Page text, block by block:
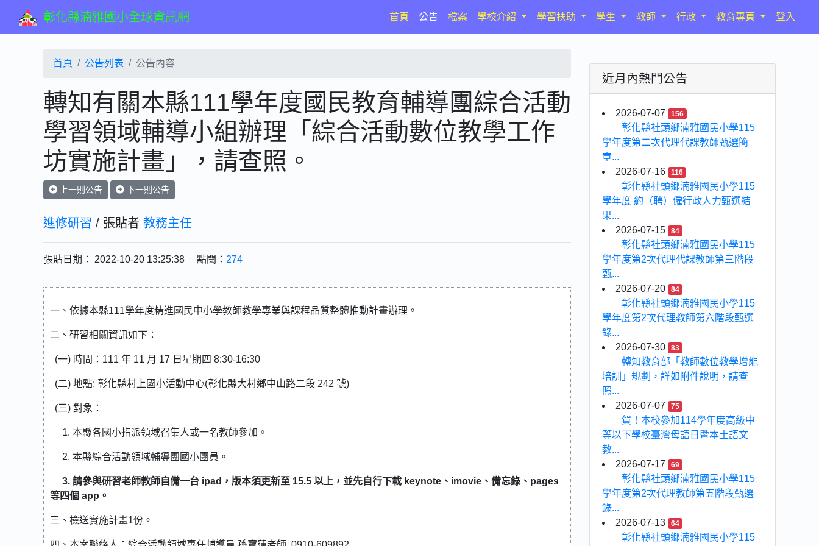
彰化縣湳雅國小全球資訊網 首頁(current)
公告 檔案 學校介紹 學習扶助 學生 教師 行政 教育專頁 登入
首頁 公告列表 公告內容
轉知有關本縣111學年度國民教育輔導團綜合活動
學習領域輔導小組辦理「綜合活動數位教學工作
坊實施計畫」，請查照。
上一則公告 下一則公告
進修研習 / 張貼者 教務主任
張貼日期： 2022-10-20 13:25:38 點閱： 274
一、依據本縣111學年度精進國民中小學教師教學專業與課程品質整體推動計畫辦理。
二、研習相關資訊如下：
(一) 時間：111 年 11 月 17 日星期四 8:30-16:30
(二) 地點: 彰化縣村上國小活動中心(彰化縣大村鄉中山路二段 242 號)
(三) 對象：
1. 本縣各國小指派領域召集人或一名教師參加。
2. 本縣綜合活動領域輔導團國小團員。
3. 請參與研習老師教師自備一台 ipad，版本須更新至 15.5 以上，並先自行下載 keynote、imovie、備忘錄、pages
等四個 app。
三、檢送實施計畫1份。
近月內熱門公告
2026-07-07 156
彰化縣社頭鄉湳雅國民小學115
學年度第二次代理代課教師甄選簡
章...
2026-07-16
116
彰化縣社頭鄉湳雅國民小學115
學年度 約（聘）僱行政人力甄選結
果...
2026-07-15
84
彰化縣社頭鄉湳雅國民小學115
學年度第2次代理代課教師第三階段
甄...
2026-07-20
84
彰化縣社頭鄉湳雅國民小學115
學年度第2次代理教師第六階段甄選
錄...
2026-07-30
83
轉知教育部「教師數位教學增能
培訓」規劃，詳如附件說明，請查
照...
2026-07-07
75
賀！本校參加114學年度高級中
等以下學校臺灣母語日暨本土語文
教...
2026-07-17
69
彰化縣社頭鄉湳雅國民小學115
學年度第2次代理教師第五階段甄選
錄...
2026-07-13
64
彰化縣社頭鄉湳雅國民小學115